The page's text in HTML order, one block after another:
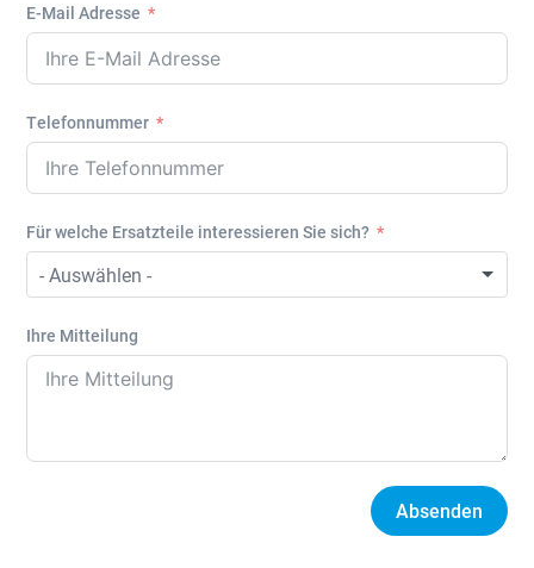
E-Mail Adresse
Telefonnummer
Für welche Ersatzteile interessieren Sie sich?
Ihre Mitteilung
Absenden